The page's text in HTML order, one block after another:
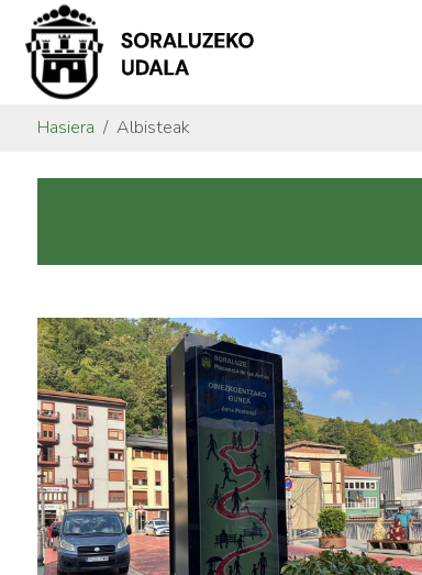
Hasiera Albisteak